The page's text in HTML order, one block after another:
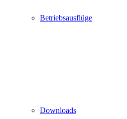
Betriebsausflüge
Downloads